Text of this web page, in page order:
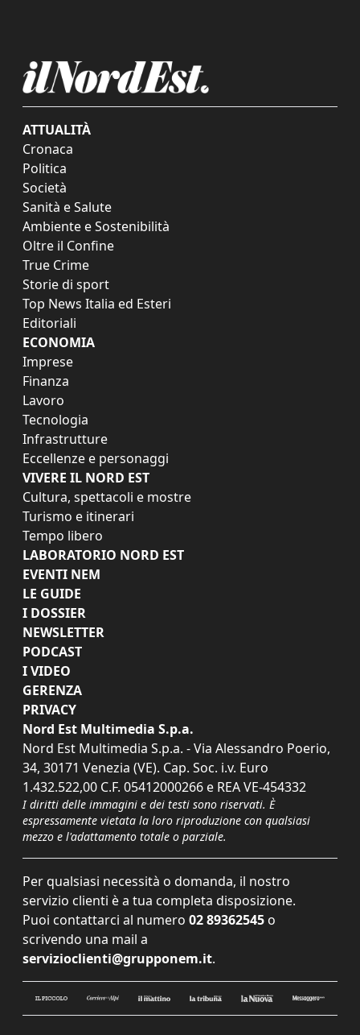
ATTUALITÀ
Cronaca
Politica
Società
Sanità e Salute
Ambiente e Sostenibilità
Oltre il Confine
True Crime
Storie di sport
Top News Italia ed Esteri
Editoriali
ECONOMIA
Imprese
Finanza
Lavoro
Tecnologia
Infrastrutture
Eccellenze e personaggi
VIVERE IL NORD EST
Cultura, spettacoli e mostre
Turismo e itinerari
Tempo libero
LABORATORIO NORD EST
EVENTI NEM
LE GUIDE
I DOSSIER
NEWSLETTER
PODCAST
I VIDEO
GERENZA
PRIVACY
Nord Est Multimedia S.p.a.
Nord Est Multimedia S.p.a. - Via Alessandro Poerio,
34, 30171 Venezia (VE). Cap. Soc. i.v. Euro
1.432.522,00 C.F. 05412000266 e REA VE-454332
I diritti delle immagini e dei testi sono riservati. È
espressamente vietata la loro riproduzione con qualsiasi
mezzo e l'adattamento totale o parziale.
Per qualsiasi necessità o domanda, il nostro
servizio clienti è a tua completa disposizione.
Puoi contattarci al numero 02 89362545 o
scrivendo una mail a
servizioclienti@grupponem.it.